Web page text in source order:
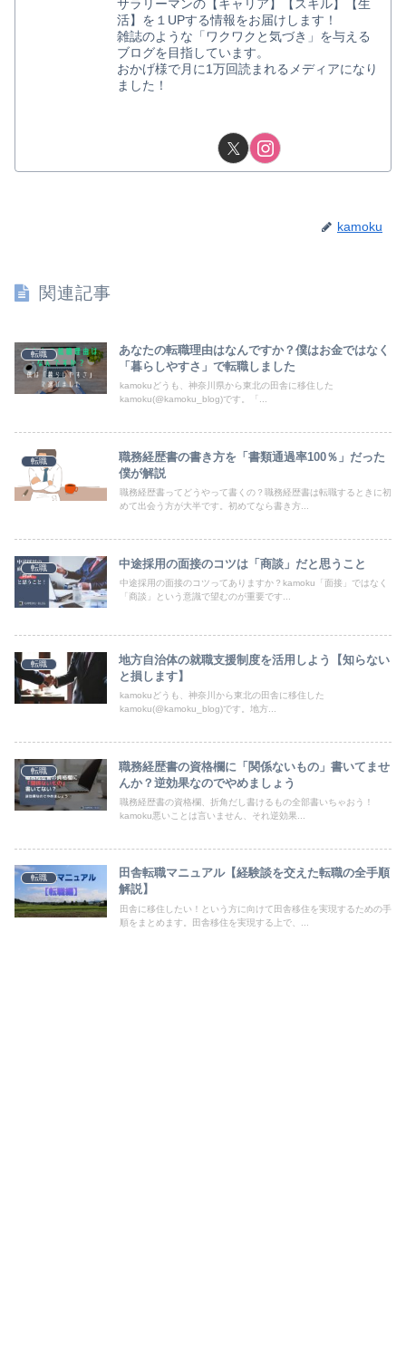
サラリーマンの【キャリア】【スキル】【生
活】を１UPする情報をお届けします！
雑誌のような「ワクワクと気づき」を与える
ブログを目指しています。
おかげ様で月に1万回読まれるメディアになり
ました！
kamoku
関連記事
転職
あなたの転職理由はなんですか？僕はお金ではなく
「暮らしやすさ」で転職しました
kamokuどうも、神奈川県から東北の田舎に移住した
kamoku(@kamoku_blog)です。「...
転職
職務経歴書の書き方を「書類通過率100％」だった
僕が解説
職務経歴書ってどうやって書くの？職務経歴書は転職するときに初
めて出会う方が大半です。初めてなら書き方...
転職 中途採用の面接のコツは「商談」だと思うこと
中途採用の面接のコツってありますか？kamoku「面接」ではなく
「商談」という意識で望むのが重要です...
転職
地方自治体の就職支援制度を活用しよう【知らない
と損します】
kamokuどうも、神奈川から東北の田舎に移住した
kamoku(@kamoku_blog)です。地方...
転職
職務経歴書の資格欄に「関係ないもの」書いてませ
んか？逆効果なのでやめましょう
職務経歴書の資格欄、折角だし書けるもの全部書いちゃおう！
kamoku悪いことは言いません、それ逆効果...
転職
田舎転職マニュアル【経験談を交えた転職の全手順
解説】
田舎に移住したい！という方に向けて田舎移住を実現するための手
順をまとめます。田舎移住を実現する上で、...